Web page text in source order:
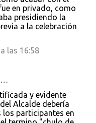
en privado, como
presidiendo la
a la celebración
las 16:58
y evidente
Alcalde debería
participantes en